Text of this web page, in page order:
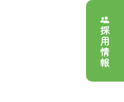
採用情報